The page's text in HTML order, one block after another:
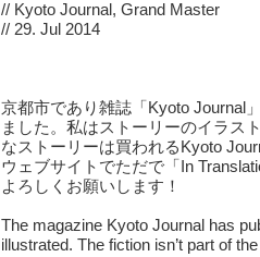
// Kyoto Journal, Grand Master
// 29. Jul 2014
京都市であり雑誌「Kyoto Journal
ました。私はストーリーのイラス
なストーリーは買われるKyoto
ウェブサイトでただで「
In
よろしくお願いします！
The magazine Kyoto Journal has
illustrated. The fiction isn’t part of